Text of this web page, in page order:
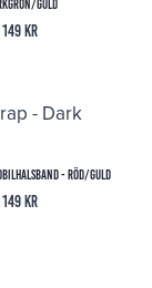
Guld
149 kr
- Röd/Guld
149 kr